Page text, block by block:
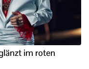
im roten